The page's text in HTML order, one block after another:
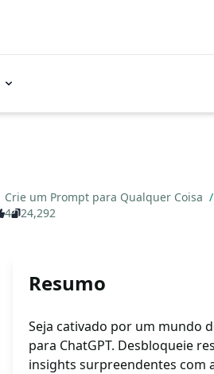
Crie um Prompt para Qualquer Coisa /
4 24,292
Resumo
Seja cativado por um mundo
para ChatGPT. Desbloqueie
insights surpreendentes com